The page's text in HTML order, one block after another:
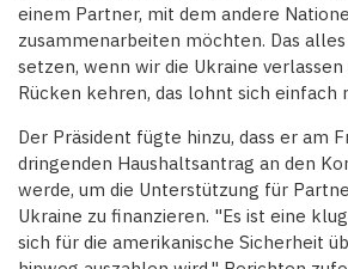
einem Partner, mit dem andere
zusammenarbeiten möchten. Das
setzen, wenn wir die Ukraine
Rücken kehren, das lohnt sich einfach
Der Präsident fügte hinzu, dass er am
dringenden Haushaltsantrag an den
werde, um die Unterstützung für
Ukraine zu finanzieren. "Es ist eine
sich für die amerikanische Sicherheit